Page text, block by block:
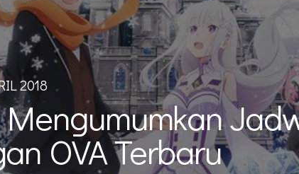
2018
Mengumumkan
OVA Terbaru